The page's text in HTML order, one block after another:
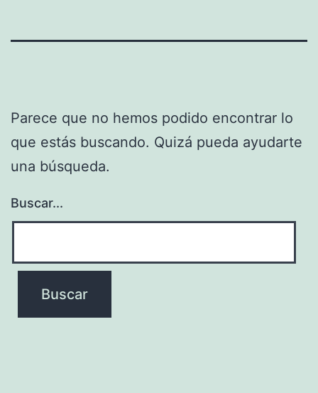
Parece que no hemos podido encontrar lo
que estás buscando. Quizá pueda ayudarte
una búsqueda.
Buscar...